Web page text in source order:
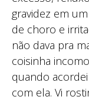
gravidez em
de choro e
não dava pra
coisinha
quando
com ela. Vi